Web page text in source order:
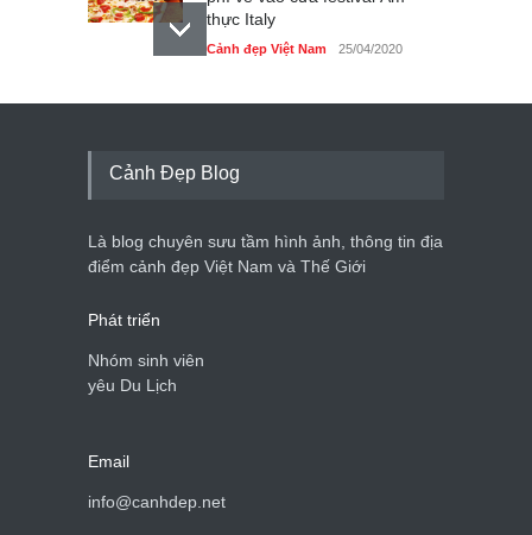
thực Italy
Cảnh đẹp Việt Nam 25/04/2020
Tam giác mạch khoe sắc
du lịch quốc gia
Cảnh đẹp Việt Nam 24/04/2020
Cảnh Đẹp Blog
Là blog chuyên sưu tầm hình ảnh, thông tin địa
điểm cảnh đẹp Việt Nam và Thế Giới
Phát triển
Nhóm sinh viên
yêu Du Lịch
Email
info@canhdep.net